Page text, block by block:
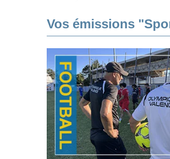
Vos émissions